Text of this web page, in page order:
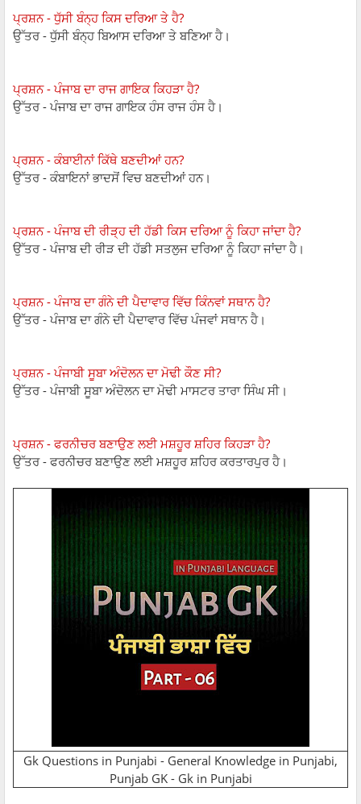
ਪ੍ਰਸ਼ਨ - ਧੁੱਸੀ ਬੰਨ੍ਹ ਕਿਸ ਦਰਿਆ ਤੇ ਹੈ?
ਉੱਤਰ - ਧੁੱਸੀ ਬੰਨ੍ਹ ਬਿਆਸ ਦਰਿਆ ਤੇ ਬਣਿਆ ਹੈ।
ਪ੍ਰਸ਼ਨ - ਪੰਜਾਬ ਦਾ ਰਾਜ ਗਾਇਕ ਕਿਹੜਾ ਹੈ?
ਉੱਤਰ - ਪੰਜਾਬ ਦਾ ਰਾਜ ਗਾਇਕ ਹੰਸ ਰਾਜ ਹੰਸ ਹੈ।
ਪ੍ਰਸ਼ਨ - ਕੰਬਾਈਨਾਂ ਕਿੱਥੇ ਬਣਦੀਆਂ ਹਨ?
ਉੱਤਰ - ਕੰਬਾਇਨਾਂ ਭਾਦਸੋਂ ਵਿਚ ਬਣਦੀਆਂ ਹਨ।
ਪ੍ਰਸ਼ਨ - ਪੰਜਾਬ ਦੀ ਰੀੜ੍ਹ ਦੀ ਹੱਡੀ ਕਿਸ ਦਰਿਆ ਨੂੰ ਕਿਹਾ ਜਾਂਦਾ ਹੈ?
ਉੱਤਰ - ਪੰਜਾਬ ਦੀ ਰੀੜ ਦੀ ਹੱਡੀ ਸਤਲੁਜ ਦਰਿਆ ਨੂੰ ਕਿਹਾ ਜਾਂਦਾ ਹੈ।
ਪ੍ਰਸ਼ਨ - ਪੰਜਾਬ ਦਾ ਗੰਨੇ ਦੀ ਪੈਦਾਵਾਰ ਵਿੱਚ ਕਿੰਨਵਾਂ ਸਥਾਨ ਹੈ?
ਉੱਤਰ - ਪੰਜਾਬ ਦਾ ਗੰਨੇ ਦੀ ਪੈਦਾਵਾਰ ਵਿੱਚ ਪੰਜਵਾਂ ਸਥਾਨ ਹੈ।
ਪ੍ਰਸ਼ਨ - ਪੰਜਾਬੀ ਸੂਬਾ ਅੰਦੋਲਨ ਦਾ ਮੋਢੀ ਕੌਣ ਸੀ?
ਉੱਤਰ - ਪੰਜਾਬੀ ਸੂਬਾ ਅੰਦੋਲਨ ਦਾ ਮੋਢੀ ਮਾਸਟਰ ਤਾਰਾ ਸਿੰਘ ਸੀ।
ਪ੍ਰਸ਼ਨ - ਫਰਨੀਚਰ ਬਣਾਉਣ ਲਈ ਮਸ਼ਹੂਰ ਸ਼ਹਿਰ ਕਿਹੜਾ ਹੈ?
ਉੱਤਰ - ਫਰਨੀਚਰ ਬਣਾਉਣ ਲਈ ਮਸ਼ਹੂਰ ਸ਼ਹਿਰ ਕਰਤਾਰਪੁਰ ਹੈ।
Gk Questions in Punjabi - General Knowledge in Punjabi,
Punjab GK - Gk in Punjabi